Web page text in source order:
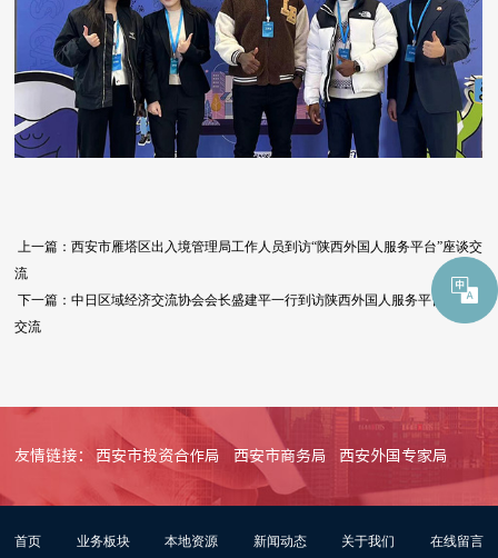
上一篇：西安市雁塔区出入境管理局工作人员到访“陕西外国人服务平台”座谈交
流
下一篇：中日区域经济交流协会会长盛建平一行到访陕西外国人服务平台座谈
交流
友情链接： 西安市投资合作局 西安市商务局 西安外国专家局
首页 业务板块 本地资源 新闻动态 关于我们 在线留言